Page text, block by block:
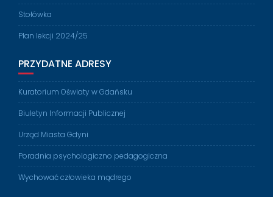
Stołówka
Plan lekcji 2024/25
PRZYDATNE ADRESY
Kuratorium Oświaty w Gdańsku
Biuletyn Informacji Publicznej
Urząd Miasta Gdyni
Poradnia psychologiczno pedagogiczna
Wychować człowieka mądrego